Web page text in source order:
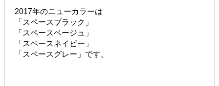
2017年のニューカラーは
「スペースブラック」
「スペースベージュ」
「スペースネイビー」
「スペースグレー」です。